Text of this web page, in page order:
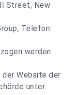
Street, New
Telefon:
werden.
der Website der
unter